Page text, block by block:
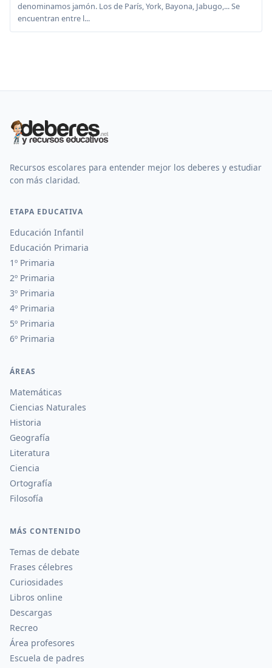
denominamos jamón. Los de París, York, Bayona, Jabugo,... Se
encuentran entre l...
Recursos escolares para entender mejor los deberes y estudiar
con más claridad.
ETAPA EDUCATIVA
Educación Infantil
Educación Primaria
1º Primaria
2º Primaria
3º Primaria
4º Primaria
5º Primaria
6º Primaria
ÁREAS
Matemáticas
Ciencias Naturales
Historia
Geografía
Literatura
Ciencia
Ortografía
Filosofía
MÁS CONTENIDO
Temas de debate
Frases célebres
Curiosidades
Libros online
Descargas
Recreo
Área profesores
Escuela de padres